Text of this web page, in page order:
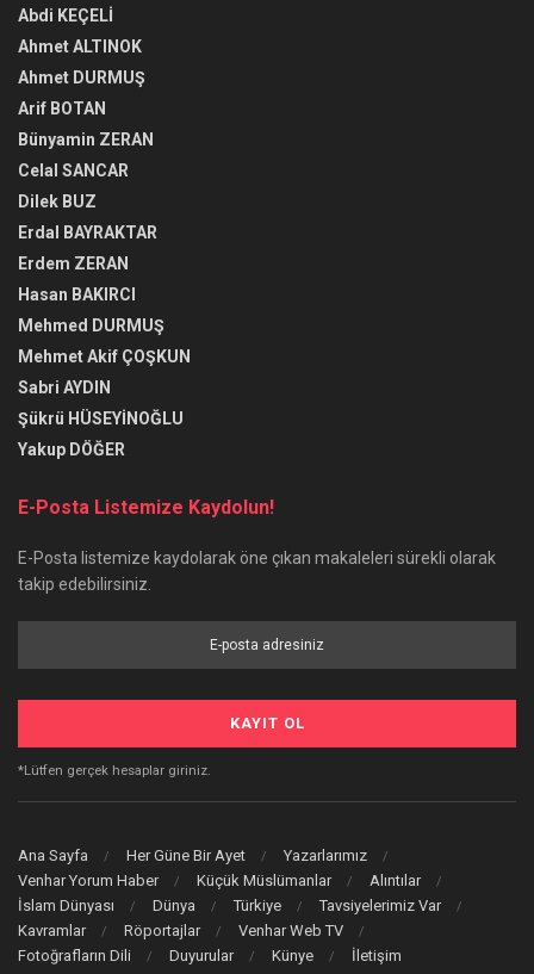
Abdi KEÇELİ
Ahmet ALTINOK
Ahmet DURMUŞ
Arif BOTAN
Bünyamin ZERAN
Celal SANCAR
Dilek BUZ
Erdal BAYRAKTAR
Erdem ZERAN
Hasan BAKIRCI
Mehmed DURMUŞ
Mehmet Akif ÇOŞKUN
Sabri AYDIN
Şükrü HÜSEYİNOĞLU
Yakup DÖĞER
E-Posta Listemize Kaydolun!
E-Posta listemize kaydolarak öne çıkan makaleleri sürekli olarak
takip edebilirsiniz.
*Lütfen gerçek hesaplar giriniz.
Ana Sayfa Her Güne Bir Ayet
Yazarlarımız
Venhar Yorum Haber
Küçük Müslümanlar
Alıntılar
İslam Dünyası
Dünya Türkiye
Tavsiyelerimiz Var
Kavramlar
Röportajlar
Venhar Web TV
Fotoğrafların Dili
Duyurular Künye İletişim